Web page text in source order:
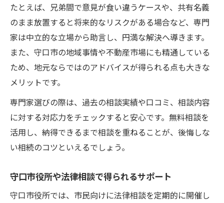
たとえば、兄弟間で意見が食い違うケースや、共有名義
のまま放置すると将来的なリスクがある場合など、専門
家は中立的な立場から助言し、円満な解決へ導きます。
また、守口市の地域事情や不動産市場にも精通している
ため、地元ならではのアドバイスが得られる点も大きな
メリットです。
専門家選びの際は、過去の相談実績や口コミ、相談内容
に対する対応力をチェックすると安心です。無料相談を
活用し、納得できるまで相談を重ねることが、後悔しな
い相続のコツといえるでしょう。
守口市役所や法律相談で得られるサポート
守口市役所では、市民向けに法律相談を定期的に開催し